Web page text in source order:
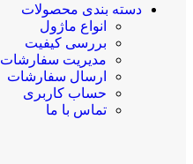
دسته بندی محصولات
انواع ماژول
بررسی کیفیت
مدیریت سفارشات
ارسال سفارشات
حساب کاربری
تماس با ما